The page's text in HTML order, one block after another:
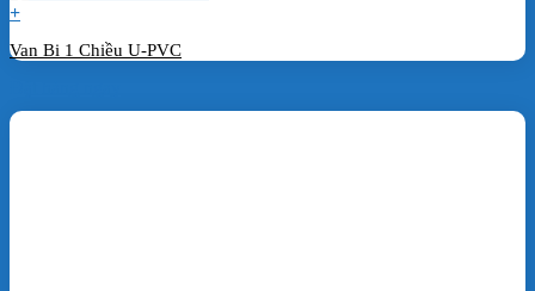
+
Van Bi 1 Chiều U-PVC